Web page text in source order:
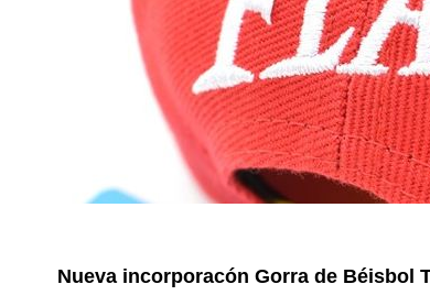
Estilos
Nueva incorporacón Gorra de Béisbol